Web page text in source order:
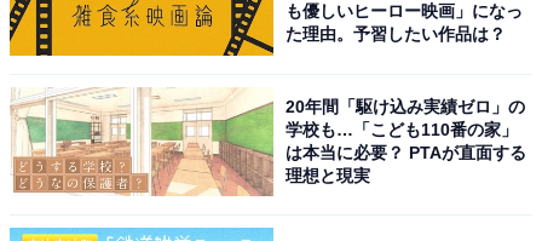
・
「こんまり×3COINS」の食器棚収納は、本当に“ときめ
く”アイテムなのか？ 家事のプロが使ってみた！
・
「こんまり×3COINS」コラボの使用感レポ。家事のプロ
が、「野菜収納アイテム」に“ときめいた”わけ
も優しいヒーロー映画」になっ
た理由。予習したい作品は？
20年間「駆け込み実績ゼロ」の
学校も…「こども110番の家」
は本当に必要？ PTAが直面する
理想と現実